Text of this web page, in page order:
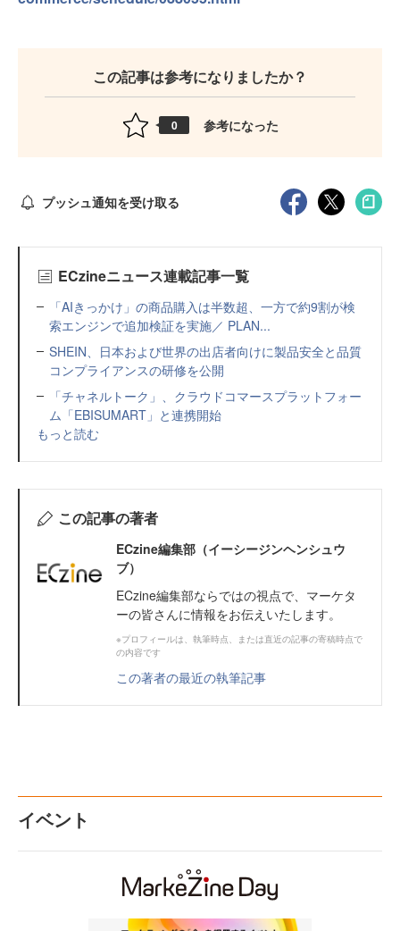
この記事は参考になりましたか？
0 参考になった
プッシュ通知を受け取る
ECzineニュース連載記事一覧
「AIきっかけ」の商品購入は半数超、一方で約9割が検
索エンジンで追加検証を実施／ PLAN...
SHEIN、日本および世界の出店者向けに製品安全と品質
コンプライアンスの研修を公開
「チャネルトーク」、クラウドコマースプラットフォー
ム「EBISUMART」と連携開始
もっと読む
この記事の著者
ECzine編集部（イーシージンヘンシュウ
ブ）
ECzine編集部ならではの視点で、マーケタ
ーの皆さんに情報をお伝えいたします。
※プロフィールは、執筆時点、または直近の記事の寄稿時点で
の内容です
この著者の最近の執筆記事
イベント